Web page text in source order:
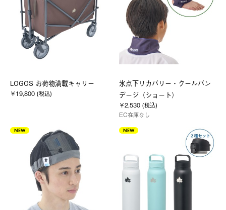
LOGOS お荷物満載キャリー
￥19,800 (税込)
氷点下リカバリー・クールバン
デージ（ショート）
￥2,530 (税込)
EC在庫なし
NEW NEW